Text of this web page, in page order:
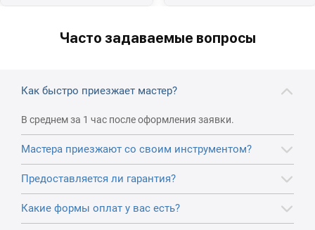
Часто задаваемые вопросы
Как быстро приезжает мастер?
В среднем за 1 час после оформления заявки.
Мастера приезжают со своим инструментом?
Предоставляется ли гарантия?
Какие формы оплат у вас есть?